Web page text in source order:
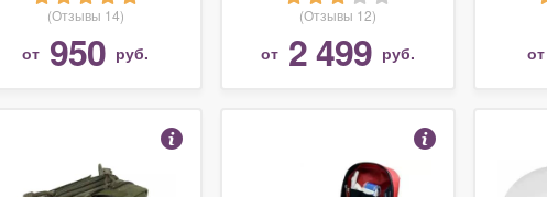
(Отзывы 14)
от 950 руб.
(Отзывы 12)
от 2 499 руб. от